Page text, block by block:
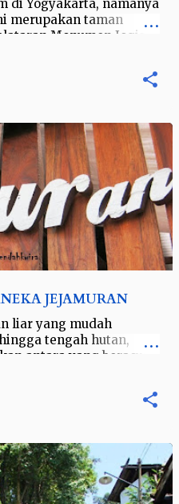
di Yogyakarta, namanya
merupakan taman
Monumen Jogja
orang lo…
JEJAMURAN
liar yang mudah
tengah hutan,
antara yang beracun
jenisnya terk…